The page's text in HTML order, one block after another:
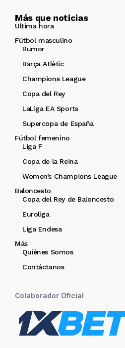
Más que noticias
Última hora
Fútbol masculino
Rumor
Barça Atlètic
Champions League
Copa del Rey
LaLiga EA Sports
Supercopa de España
Fútbol femenino
Liga F
Copa de la Reina
Women’s Champions League
Baloncesto
Copa del Rey de Baloncesto
Euroliga
Liga Endesa
Más
Quiénes Somos
Contáctanos
Colaborador Oficial